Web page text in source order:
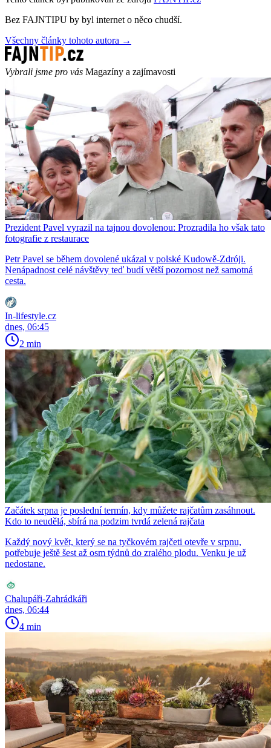
Bez FAJNTIPU by byl internet o něco chudší.
Všechny články tohoto autora →
Vybrali jsme pro vás Magazíny a zajímavosti
Prezident Pavel vyrazil na tajnou dovolenou: Prozradila ho však tato
fotografie z restaurace
Petr Pavel se během dovolené ukázal v polské Kudowě-Zdróji.
Nenápadnost celé návštěvy teď budí větší pozornost než samotná
cesta.
In-lifestyle.cz
dnes, 06:45
2 min
Začátek srpna je poslední termín, kdy můžete rajčatům zasáhnout.
Kdo to neudělá, sbírá na podzim tvrdá zelená rajčata
Každý nový květ, který se na tyčkovém rajčeti otevře v srpnu,
potřebuje ještě šest až osm týdnů do zralého plodu. Venku je už
nedostane.
Chalupáři-Zahrádkáři
dnes, 06:44
4 min